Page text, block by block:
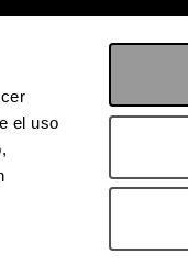
el uso